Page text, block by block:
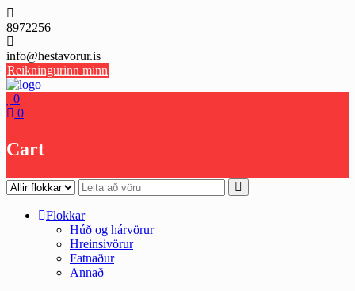
Skip
to
content
8972256
info@hestavorur.is
Reikningurinn minn
0
0
Cart
Flokkar
Húð og hárvörur
Hreinsivörur
Fatnaður
Annað